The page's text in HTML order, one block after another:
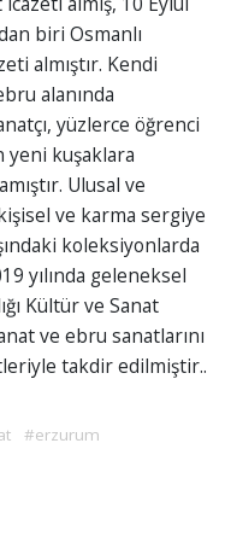
biri Osmanlı
almıştır. Kendi
alanında
yüzlerce öğrenci
yeni kuşaklara
Ulusal ve
ve karma sergiye
koleksiyonlarda
yılında geleneksel
Kültür ve Sanat
ve ebru sanatlarını
takdir edilmiştir..
#erzurum